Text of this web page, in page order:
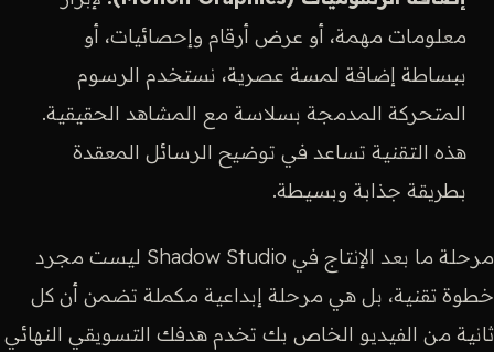
معلومات مهمة، أو عرض أرقام وإحصائيات، أو
ببساطة إضافة لمسة عصرية، نستخدم الرسوم
المتحركة المدمجة بسلاسة مع المشاهد الحقيقية.
هذه التقنية تساعد في توضيح الرسائل المعقدة
بطريقة جذابة وبسيطة.
مرحلة ما بعد الإنتاج في Shadow Studio ليست مجرد
خطوة تقنية، بل هي مرحلة إبداعية مكملة تضمن أن كل
ثانية من الفيديو الخاص بك تخدم هدفك التسويقي النهائي